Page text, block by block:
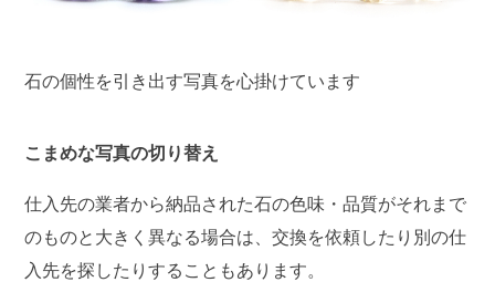
石の個性を引き出す写真を心掛けています
こまめな写真の切り替え
仕入先の業者から納品された石の色味・品質がそれまで
のものと大きく異なる場合は、交換を依頼したり別の仕
入先を探したりすることもあります。